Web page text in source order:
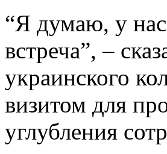
“Я думаю, у нас
встреча”, –
украинского
визитом для
углубления